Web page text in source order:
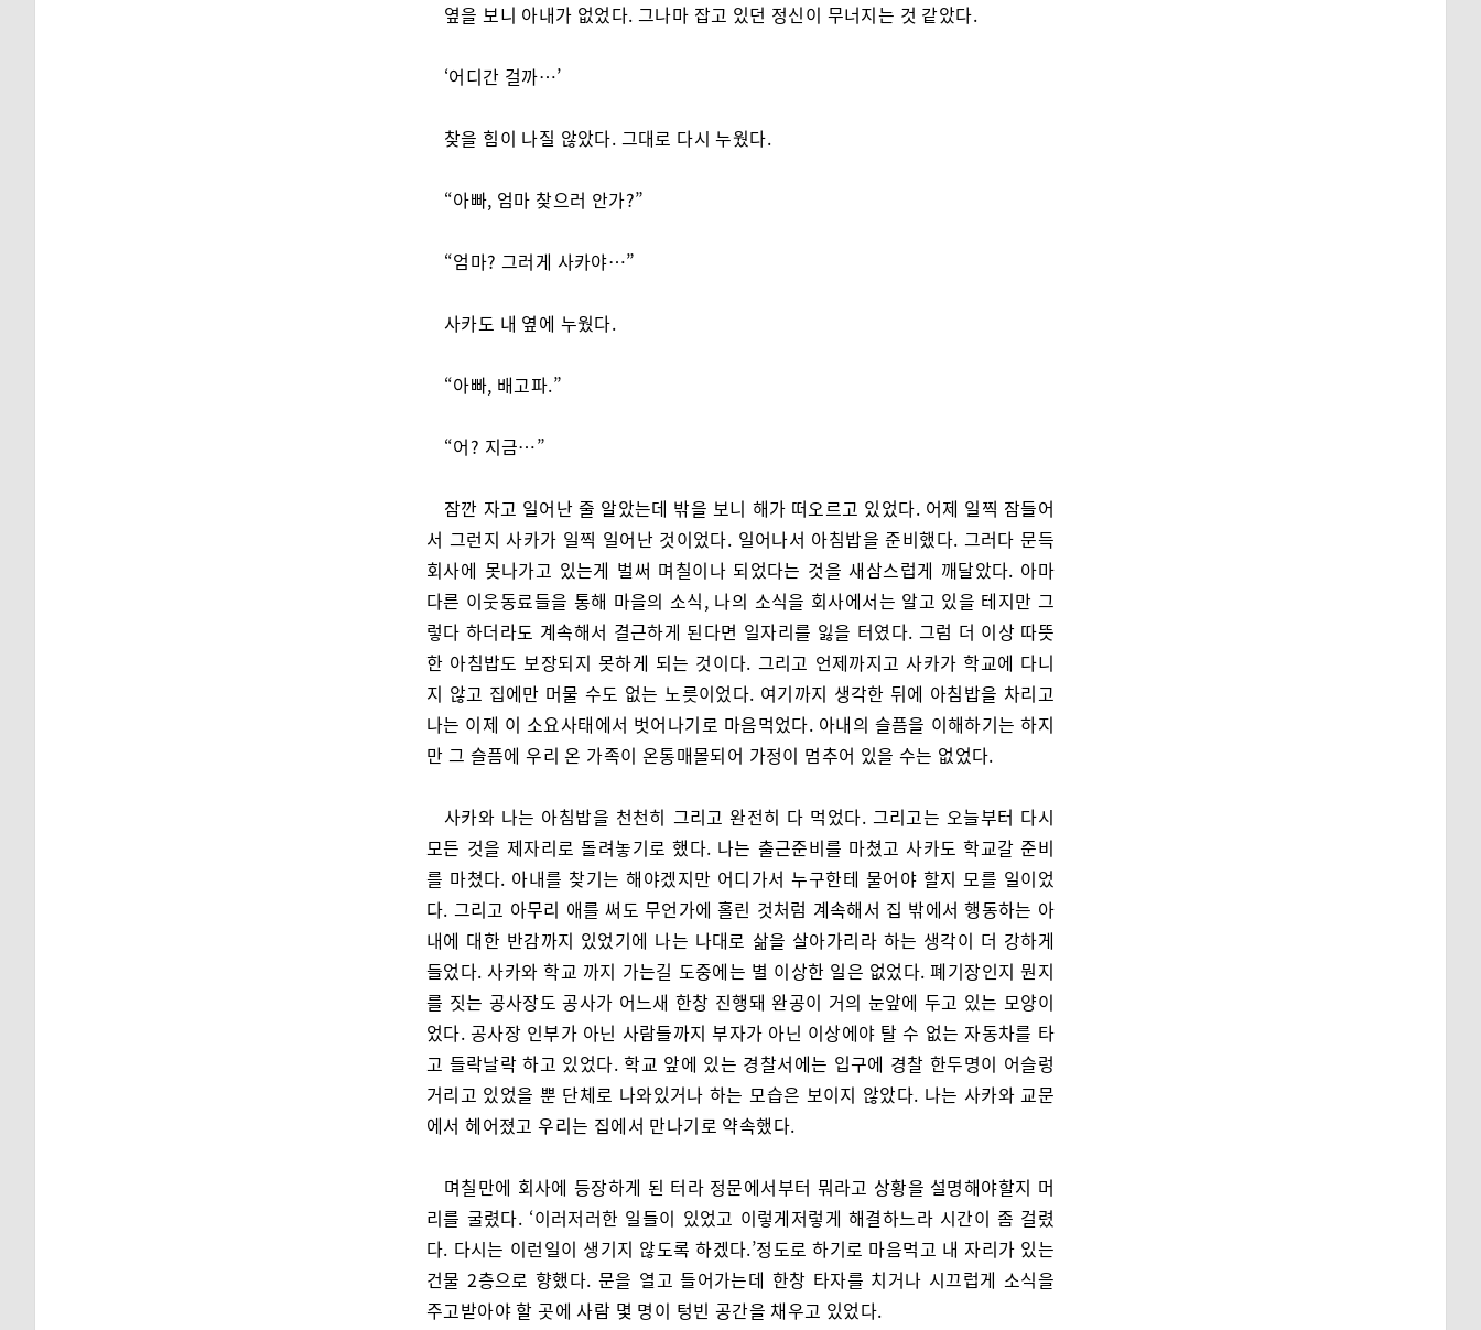
옆을 보니 아내가 없었다. 그나마 잡고 있던 정신이 무너지는 것 같았다.
‘어디간 걸까…’
찾을 힘이 나질 않았다. 그대로 다시 누웠다.
“아빠, 엄마 찾으러 안가?”
“엄마? 그러게 사카야…”
사카도 내 옆에 누웠다.
“아빠, 배고파.”
“어? 지금…”
잠깐 자고 일어난 줄 알았는데 밖을 보니 해가 떠오르고 있었다. 어제 일찍 잠들어
서 그런지 사카가 일찍 일어난 것이었다. 일어나서 아침밥을 준비했다. 그러다 문득
회사에 못나가고 있는게 벌써 며칠이나 되었다는 것을 새삼스럽게 깨달았다. 아마
다른 이웃동료들을 통해 마을의 소식, 나의 소식을 회사에서는 알고 있을 테지만 그
렇다 하더라도 계속해서 결근하게 된다면 일자리를 잃을 터였다. 그럼 더 이상 따뜻
한 아침밥도 보장되지 못하게 되는 것이다. 그리고 언제까지고 사카가 학교에 다니
지 않고 집에만 머물 수도 없는 노릇이었다. 여기까지 생각한 뒤에 아침밥을 차리고
나는 이제 이 소요사태에서 벗어나기로 마음먹었다. 아내의 슬픔을 이해하기는 하지
만 그 슬픔에 우리 온 가족이 온통매몰되어 가정이 멈추어 있을 수는 없었다.
사카와 나는 아침밥을 천천히 그리고 완전히 다 먹었다. 그리고는 오늘부터 다시
모든 것을 제자리로 돌려놓기로 했다. 나는 출근준비를 마쳤고 사카도 학교갈 준비
를 마쳤다. 아내를 찾기는 해야겠지만 어디가서 누구한테 물어야 할지 모를 일이었
다. 그리고 아무리 애를 써도 무언가에 홀린 것처럼 계속해서 집 밖에서 행동하는 아
내에 대한 반감까지 있었기에 나는 나대로 삶을 살아가리라 하는 생각이 더 강하게
들었다. 사카와 학교 까지 가는길 도중에는 별 이상한 일은 없었다. 폐기장인지 뭔지
를 짓는 공사장도 공사가 어느새 한창 진행돼 완공이 거의 눈앞에 두고 있는 모양이
었다. 공사장 인부가 아닌 사람들까지 부자가 아닌 이상에야 탈 수 없는 자동차를 타
고 들락날락 하고 있었다. 학교 앞에 있는 경찰서에는 입구에 경찰 한두명이 어슬렁
거리고 있었을 뿐 단체로 나와있거나 하는 모습은 보이지 않았다. 나는 사카와 교문
에서 헤어졌고 우리는 집에서 만나기로 약속했다.
며칠만에 회사에 등장하게 된 터라 정문에서부터 뭐라고 상황을 설명해야할지 머
리를 굴렸다. ‘이러저러한 일들이 있었고 이렇게저렇게 해결하느라 시간이 좀 걸렸
다. 다시는 이런일이 생기지 않도록 하겠다.’정도로 하기로 마음먹고 내 자리가 있는
건물 2층으로 향했다. 문을 열고 들어가는데 한창 타자를 치거나 시끄럽게 소식을
주고받아야 할 곳에 사람 몇 명이 텅빈 공간을 채우고 있었다.